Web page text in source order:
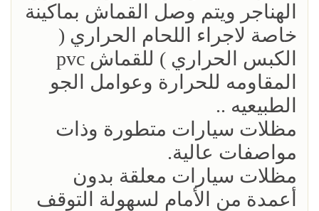
الهناجر ويتم وصل القماش بماكينة
خاصة لاجراء اللحام الحراري (
الكبس الحراري ) للقماش pvc
المقاومه للحرارة وعوامل الجو
الطبيعيه ..
مظلات سيارات متطورة وذات
مواصفات عالية.
مظلات سيارات معلقة بدون
أعمدة من الأمام لسهولة التوقف